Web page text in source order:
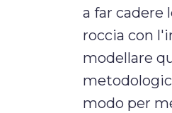
a far cadere
roccia con
modellare
modo per